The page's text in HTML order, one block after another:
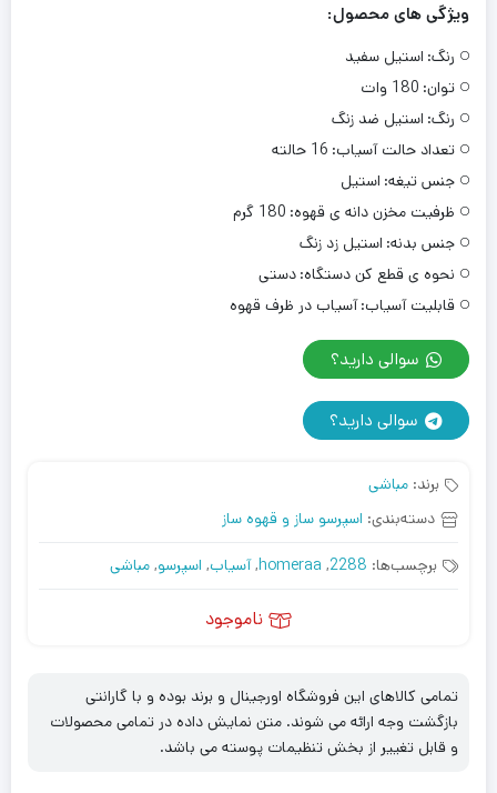
ویژگی های محصول:
رنگ: استیل سفید
توان: 180 وات
رنگ: استیل ضد زنگ
تعداد حالت آسیاب: 16 حالته
جنس تیغه: استیل
ظرفیت مخزن دانه ی قهوه: 180 گرم
جنس بدنه: استیل زد زنگ
نحوه ی قطع کن دستگاه: دستی
قابلیت آسیاب: آسیاب در ظرف قهوه
سوالی دارید؟
سوالی دارید؟
برند: مباشی
دسته‌بندی: اسپرسو ساز و قهوه ساز
برچسب‌ها: 2288
,
homeraa
,آسیاب, اسپرسو, مباشی
ناموجود
تمامی کالاهای این فروشگاه اورجینال و برند بوده و با گارانتی
بازگشت وجه ارائه می شوند. متن نمایش داده در تمامی محصولات
و قابل تغییر از بخش تنظیمات پوسته می باشد.